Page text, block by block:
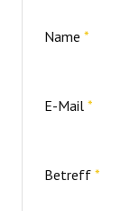
Name *
E-Mail *
Betreff *